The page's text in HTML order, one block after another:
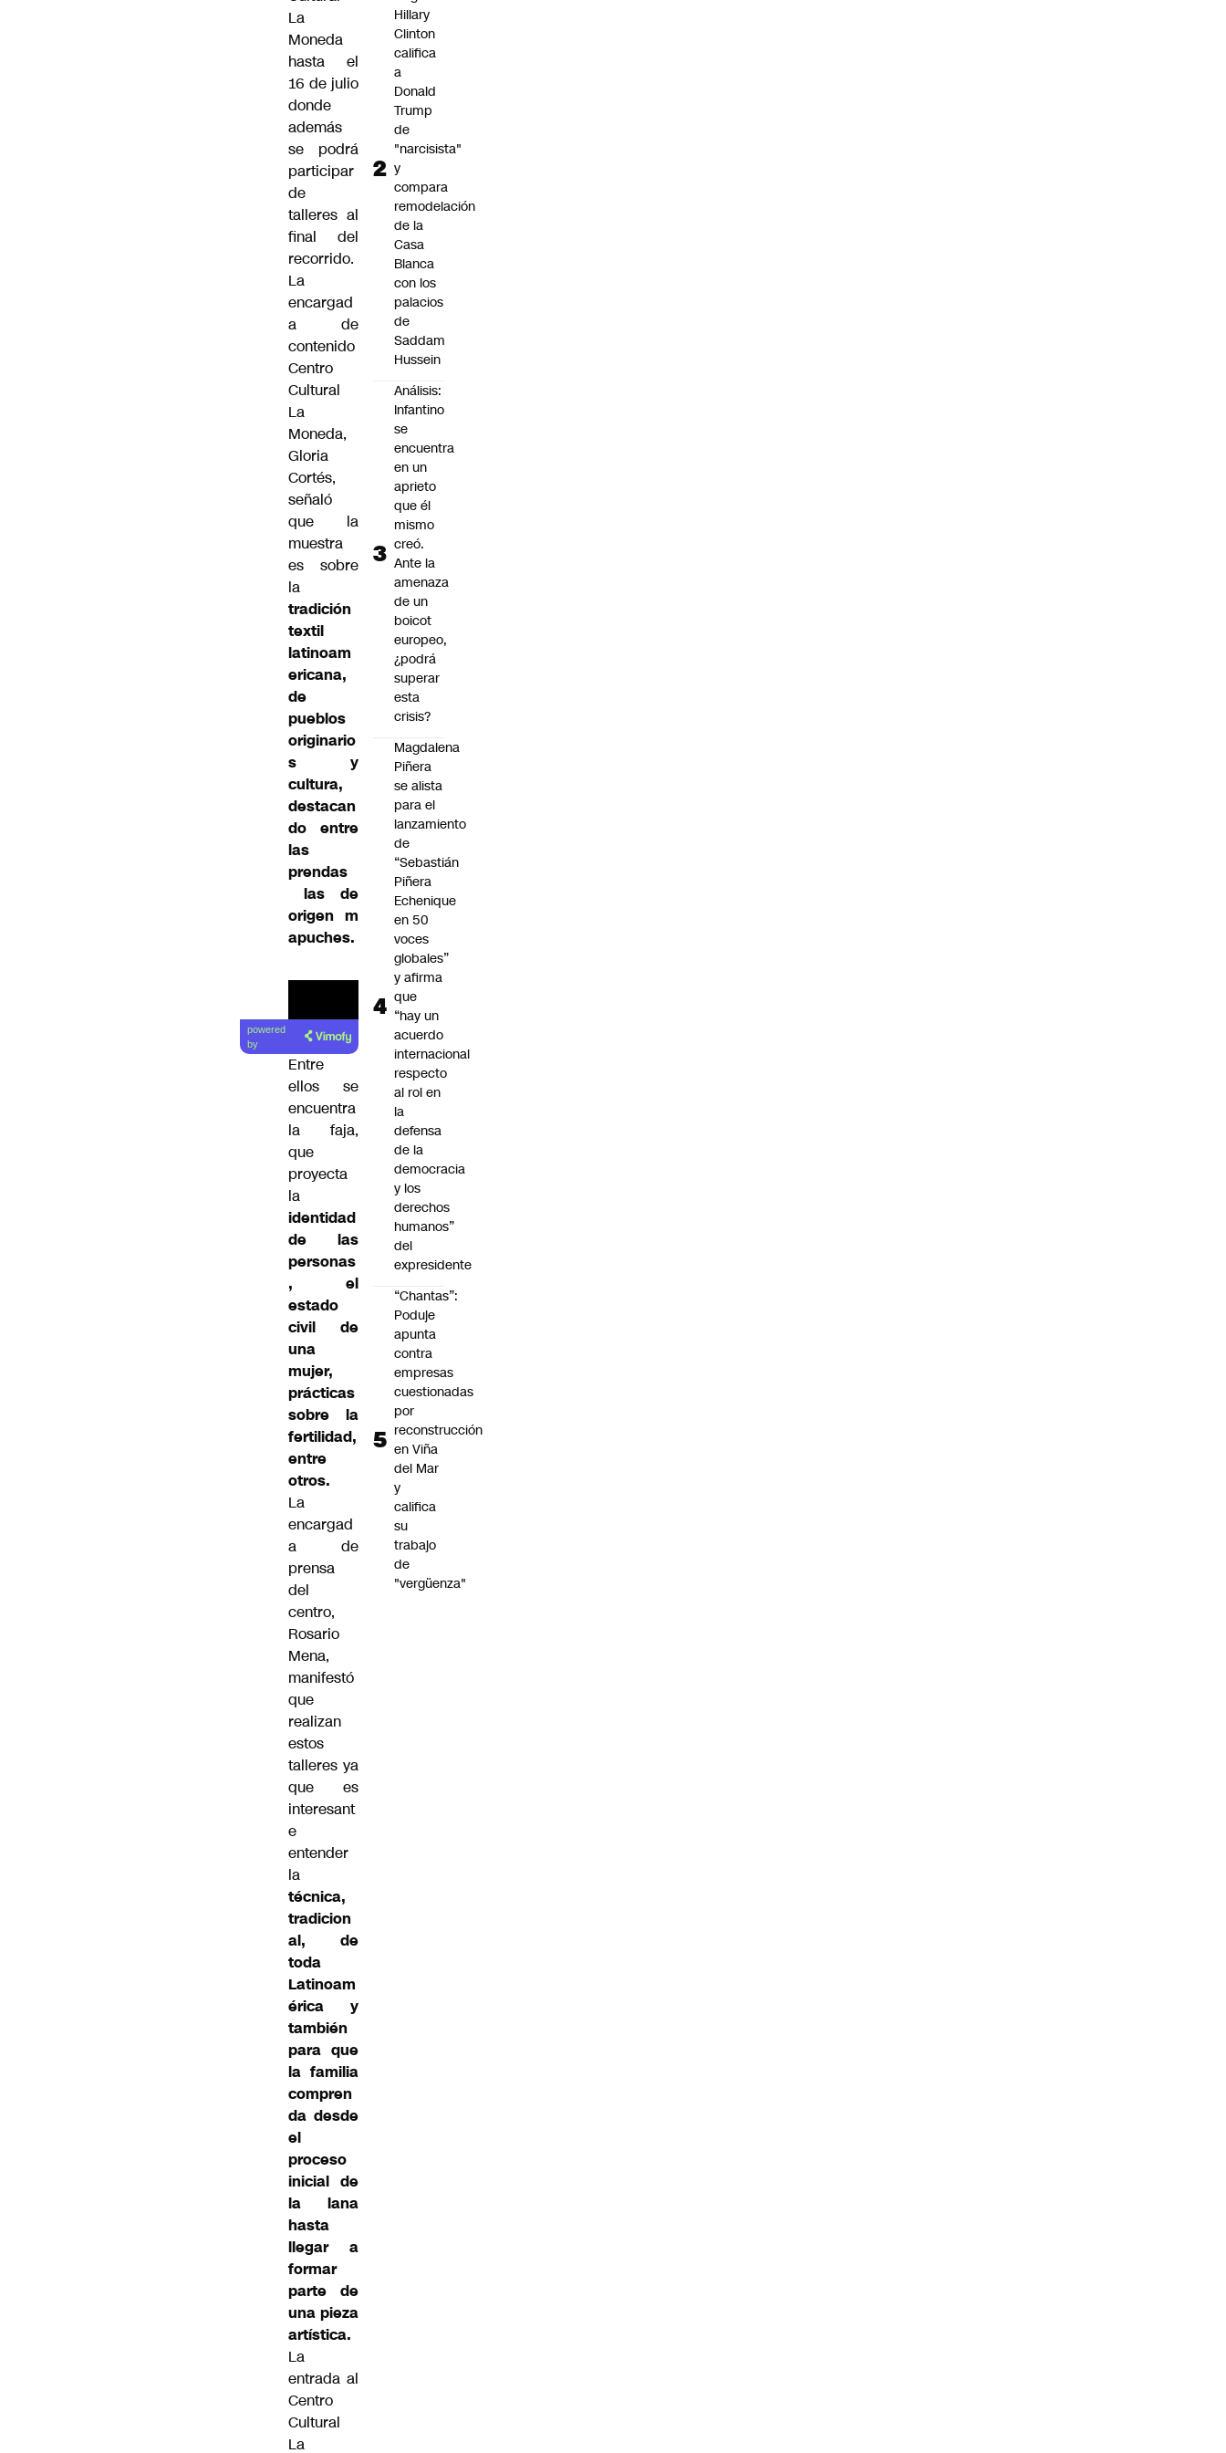
La
Moneda
hasta el
16 de julio
donde
además
se podrá
participar
de
talleres al
final del
recorrido.
La
encargad
a de
contenido
Centro
Cultural
La
Moneda,
Gloria
Cortés,
señaló
que la
muestra
es sobre
la
tradición
textil
latinoam
ericana,
de
pueblos
originario
s y
cultura,
destacan
do entre
las
prendas
las de
origenm
apuches.
powered
by
Entre
ellos se
encuentra
la faja,
que
proyecta
la
identidad
de las
personas
, el
estado
civil de
una
mujer,
prácticas
sobre la
fertilidad,
entre
otros.
La
encargad
a de
prensa
del
centro,
Rosario
Mena,
manifestó
que
realizan
estos
talleres ya
que es
interesant
e
entender
la
técnica,
tradicion
al, de
toda
Latinoam
érica y
también
para que
la familia
compren
da desde
el
proceso
inicial de
la lana
hasta
llegar a
formar
parte de
una pieza
artística.
La
entrada al
Centro
Cultural
La
Hillary
Clinton
califica
a
Donald
Trump
de
"narcisista"
y
compara
remodelación
de la
Casa
Blanca
con los
palacios
de
Saddam
Hussein
Análisis:
Infantino
se
encuentra
en un
aprieto
que él
mismo
creó.
Ante la
amenaza
de un
boicot
europeo,
¿podrá
superar
esta
crisis?
Magdalena
Piñera
se alista
para el
lanzamiento
de
“Sebastián
Piñera
Echenique
en 50
voces
globales”
y afirma
que
“hay un
acuerdo
internacional
respecto
al rol en
la
defensa
de la
democracia
y los
derechos
humanos”
del
expresidente
“Chantas”:
Poduje
apunta
contra
empresas
cuestionadas
por
reconstrucción
en Viña
del Mar
y
califica
su
trabajo
de
"vergüenza"